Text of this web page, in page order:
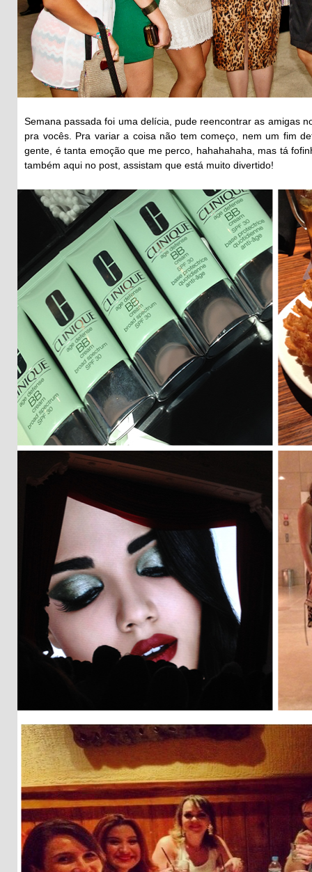
Semana passada foi uma delícia, pude reencontrar as amigas
pra vocês. Pra variar a coisa não tem começo, nem um fim
gente, é tanta emoção que me perco, hahahahaha, mas tá
também aqui no post, assistam que está muito divertido!